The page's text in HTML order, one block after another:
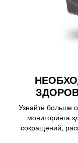
Узнайте больше
мониторинга
сокращений,